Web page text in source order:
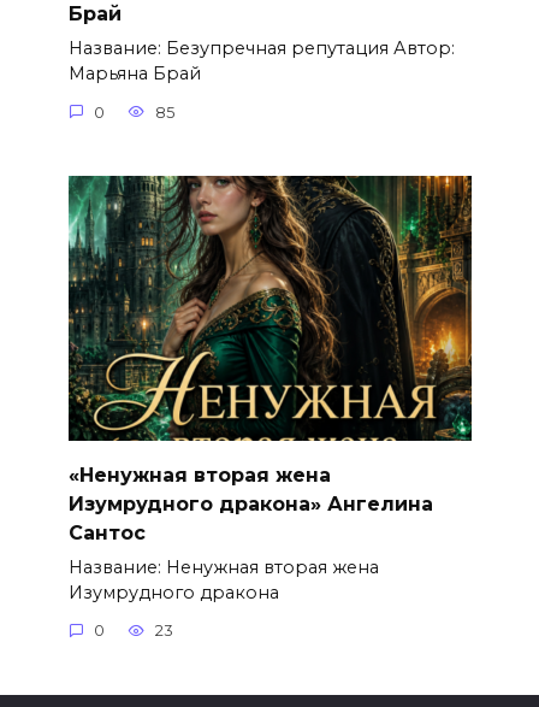
Брай
Название: Безупречная репутация Автор:
Марьяна Брай
0 85
«Ненужная вторая жена
Изумрудного дракона» Ангелина
Сантос
Название: Ненужная вторая жена
Изумрудного дракона
0 23